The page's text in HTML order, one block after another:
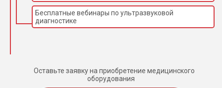
Бесплатные вебинары по ультразвуковой
диагностике
Оставьте заявку на приобретение медицинского
оборудования